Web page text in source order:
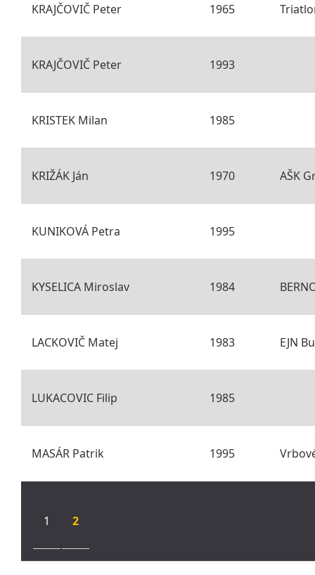
KRAJČOVIČ Peter 1965
KRAJČOVIČ Peter 1993
KRISTEK Milan 1985
KRIŽÁK Ján 1970 AŠK
KUNIKOVÁ Petra 1995
KYSELICA Miroslav 1984
LACKOVIČ Matej 1983 EJN
LUKACOVIC Filip 1985
MASÁR Patrik 1995
1 2